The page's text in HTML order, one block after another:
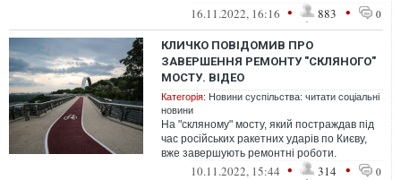
ступеня руйнувань.
16.11.2022, 16:16 • 883 • 0
КЛИЧКО ПОВІДОМИВ ПРО
ЗАВЕРШЕННЯ РЕМОНТУ "СКЛЯНОГО"
МОСТУ. ВІДЕО
Категорія: Новини суспільства: читати соціальні
новини
На "скляному" мосту, який постраждав під
час російських ракетних ударів по Києву,
вже завершують ремонтні роботи.
10.11.2022, 15:44 • 314 • 0